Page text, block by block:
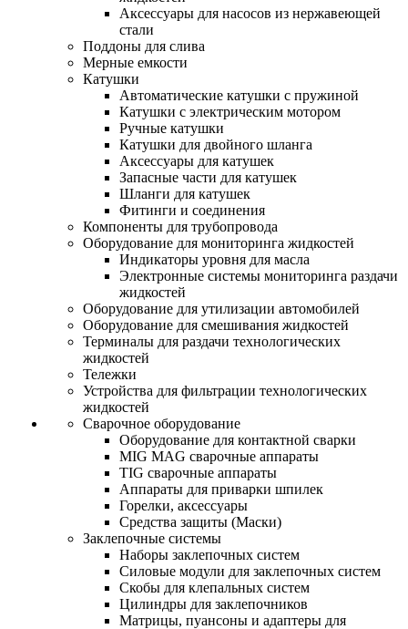
Аксессуары для насосов из нержавеющей
стали
Поддоны для слива
Мерные емкости
Катушки
Автоматические катушки с пружиной
Катушки с электрическим мотором
Ручные катушки
Катушки для двойного шланга
Аксессуары для катушек
Запасные части для катушек
Шланги для катушек
Фитинги и соединения
Компоненты для трубопровода
Оборудование для мониторинга жидкостей
Индикаторы уровня для масла
Электронные системы мониторинга раздачи
жидкостей
Оборудование для утилизации автомобилей
Оборудование для смешивания жидкостей
Терминалы для раздачи технологических
жидкостей
Тележки
Устройства для фильтрации технологических
жидкостей
Сварочное оборудование
Оборудование для контактной сварки
MIG MAG сварочные аппараты
TIG сварочные аппараты
Аппараты для приварки шпилек
Горелки, аксессуары
Средства защиты (Маски)
Заклепочные системы
Наборы заклепочных систем
Силовые модули для заклепочных систем
Скобы для клепальных систем
Цилиндры для заклепочников
Матрицы, пуансоны и адаптеры для